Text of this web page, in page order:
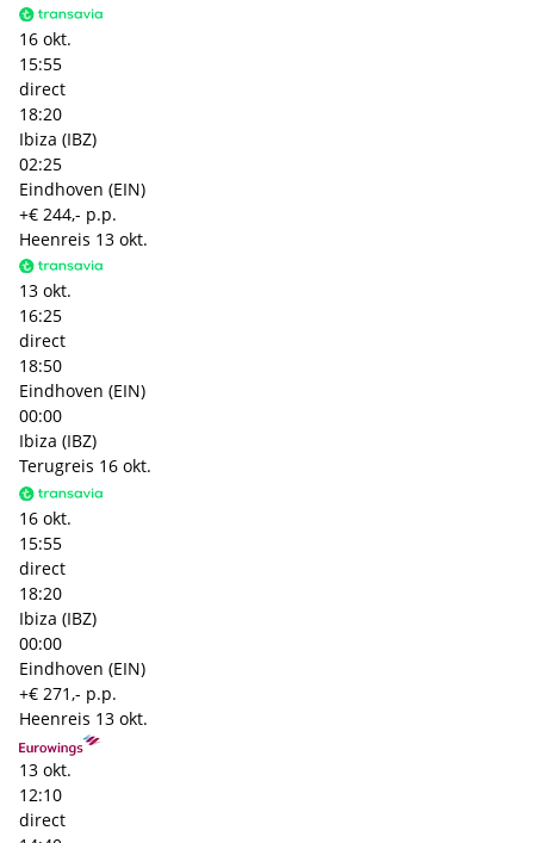
16 okt.
15:55
direct
18:20
Ibiza (IBZ)
02:25
Eindhoven (EIN)
+€ 244,- p.p.
Heenreis 13 okt.
13 okt.
16:25
direct
18:50
Eindhoven (EIN)
00:00
Ibiza (IBZ)
Terugreis 16 okt.
16 okt.
15:55
direct
18:20
Ibiza (IBZ)
00:00
Eindhoven (EIN)
+€ 271,- p.p.
Heenreis 13 okt.
13 okt.
12:10
direct